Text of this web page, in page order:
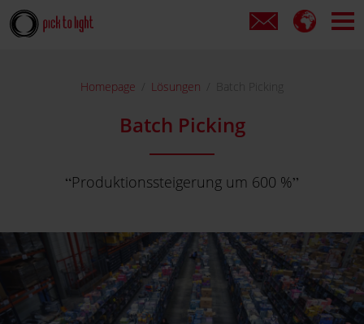
Homepage Lösungen Batch Picking
Batch Picking
Produktionssteigerung um 600 %